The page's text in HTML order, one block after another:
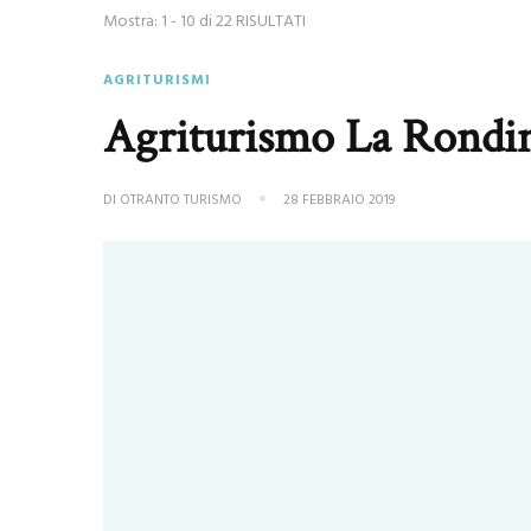
Mostra: 1 - 10 di 22 RISULTATI
AGRITURISMI
Agriturismo La
DI OTRANTO TURISMO 28 FEBBRAIO 2019